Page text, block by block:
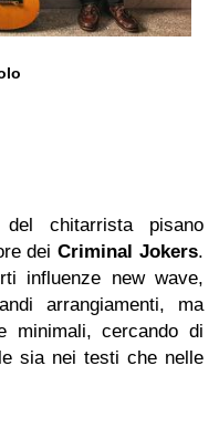
chitarrista pisano
deiCriminal Jokers.
influenze new wave,
arrangiamenti, ma
minimali, cercando di
sia nei testi che nelle